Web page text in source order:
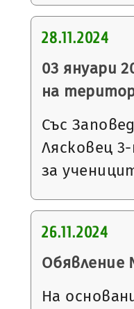
28.11.2024
03 януари
на
Със
Лясковец
за
26.11.2024
Обявление
На